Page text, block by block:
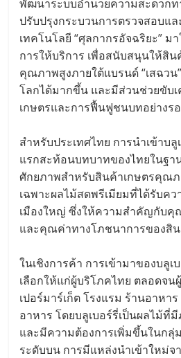
พัฒนาระบบอำนวยความสะดวก
ปรับปรุงกระบวนการตรวจสอบแ
เทคโนโลยี “ศุลกากรอัจฉริยะ” ม
การให้บริการ เพื่อสนับสนุนให้สิน
คุณภาพสูงภายใต้แบรนด์ “เสฉวน
โลกได้มากขึ้น และมีส่วนช่วยขับ
เกษตรและการฟื้นฟูชนบทอย่างร
สำหรับประเทศไทย การนำเข้าบลู
แรกสะท้อนบทบาทของไทยในฐา
ศักยภาพสำหรับสินค้าเกษตรคุณภ
เฉพาะผลไม้สดพรีเมียมที่ได้รับค
เมืองใหญ่ ซึ่งให้ความสำคัญกับ
และคุณค่าทางโภชนาการของสิ
ในเชิงการค้า การเข้ามาของบลูเ
เลือกให้แก่ผู้บริโภคไทย ตลอดจ
เปอร์มาร์เก็ต โรงแรม ร้านอาหา
อาหาร โดยบลูเบอร์รี่เป็นผลไม้
และมีความต้องการเพิ่มขึ้นในกลุ่
ระดับบน การมีแหล่งนำเข้าใหม่จ